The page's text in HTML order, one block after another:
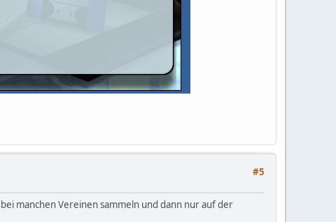
#5
manchen Vereinen sammeln und dann nur auf der